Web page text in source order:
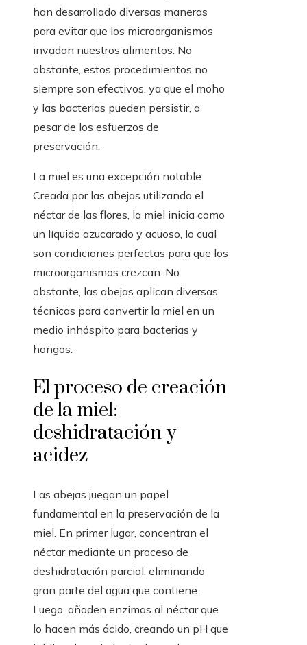
han desarrollado diversas maneras
para evitar que los microorganismos
invadan nuestros alimentos. No
obstante, estos procedimientos no
siempre son efectivos, ya que el moho
y las bacterias pueden persistir, a
pesar de los esfuerzos de
preservación.
La miel es una excepción notable.
Creada por las abejas utilizando el
néctar de las flores, la miel inicia como
un líquido azucarado y acuoso, lo cual
son condiciones perfectas para que los
microorganismos crezcan. No
obstante, las abejas aplican diversas
técnicas para convertir la miel en un
medio inhóspito para bacterias y
hongos.
El proceso de creación
de la miel:
deshidratación y
acidez
Las abejas juegan un papel
fundamental en la preservación de la
miel. En primer lugar, concentran el
néctar mediante un proceso de
deshidratación parcial, eliminando
gran parte del agua que contiene.
Luego, añaden enzimas al néctar que
lo hacen más ácido, creando un pH que